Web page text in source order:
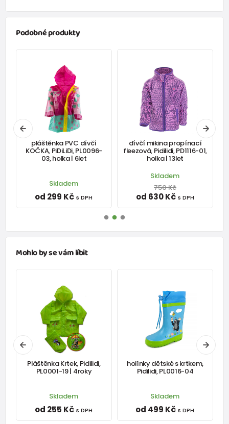
Podobné produkty
pláštěnka PVC dívčí
KOČKA, PiDiLiDi, PL0096-
03, holka | 6let
Skladem
od 299 Kč s DPH
dívčí mikina propínací
fleezová, Pidilidi, PD1116-01,
holka | 13let
Skladem
750 Kč
od 630 Kč s DPH
Mohlo by se vám líbit
Pláštěnka Krtek, Pidilidi,
PL0001-19 | 4roky
Skladem
od 255 Kč s DPH
holínky dětské s krtkem,
Pidilidi, PL0016-04
Skladem
od 499 Kč s DPH